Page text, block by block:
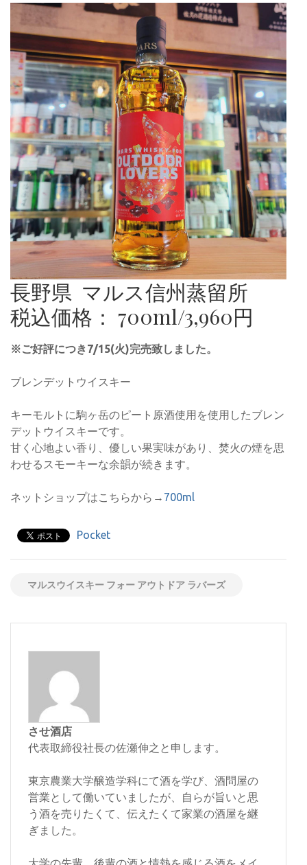
長野県 マルス信州蒸留所
税込価格： 700ml/3,960円
※ご好評につき7/15(火)完売致しました。
ブレンデットウイスキー
キーモルトに駒ヶ岳のピート原酒使用を使用したブレン
デットウイスキーです。
甘く心地よい香り、優しい果実味があり、焚火の煙を思
わせるスモーキーな余韻が続きます。
ネットショップはこちらから→ 700ml
Pocket
マルスウイスキー フォー アウトドア ラバーズ
させ酒店
代表取締役社長の佐瀬伸之と申します。
東京農業大学醸造学科にて酒を学び、酒問屋の
営業として働いていましたが、自らが旨いと思
う酒を売りたくて、伝えたくて家業の酒屋を継
ぎました。